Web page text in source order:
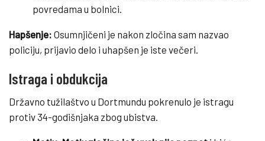
povredama u bolnici.
Hapšenje: Osumnjičeni je nakon zločina sam nazvao
policiju, prijavio delo i uhapšen je iste večeri.
Istraga i obdukcija
Državno tužilaštvo u Dortmundu pokrenulo je istragu
protiv 34-godišnjaka zbog ubistva.